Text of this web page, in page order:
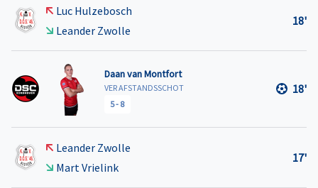
Luc Hulzebosch
Leander Zwolle
18'
Daan van Montfort
VER AFSTANDSSCHOT
5- 8
18'
Leander Zwolle
Mart Vrielink
17'